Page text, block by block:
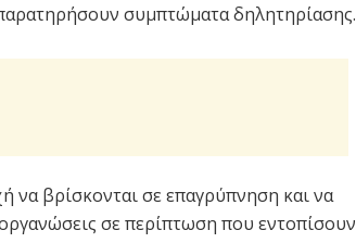
συμπτώματα δηλητηρίασης.
να βρίσκονται σε επαγρύπνηση και να
σε περίπτωση που εντοπίσουν